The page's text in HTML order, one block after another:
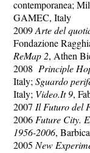
contemporanea;
GAMEC, Italy
2009Arte del
Fondazione
ReMap 2, Athen
2008 Principle
Italy; Sguardo
Italy; Video.It 9,
2007 Il Futuro del
2006 Future City.
1956-2006,
2005 New